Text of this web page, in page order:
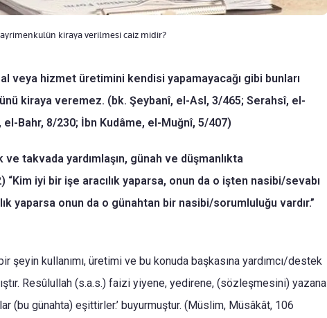
kiraya verilmesi caiz midir?
veya hizmet üretimini kendisi yapamayacağı gibi bunları
kiraya veremez. (bk. Şeybanî, el-Asl, 3/465; Serahsî, el-
Bahr, 8/230; İbn Kudâme, el-Muğnî, 5/407)
takvada yardımlaşın, günah ve düşmanlıkta
“Kim iyi bir işe aracılık yaparsa, onun da o işten nasibi/sevabı
yaparsa onun da o günahtan bir nasibi/sorumluluğu vardır.”
şeyin kullanımı, üretimi ve bu konuda başkasına yardımcı/destek
Resûlullah (s.a.s.) faizi yiyene, yedirene, (sözleşmesini) yazana
(bu günahta) eşittirler.’ buyurmuştur. (Müslim, Müsâkât, 106